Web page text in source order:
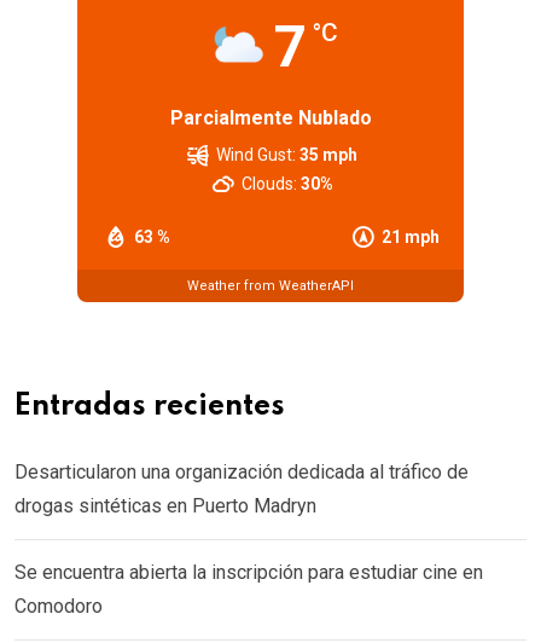
7 °C
Parcialmente Nublado
63 % 21 mph
Wind Gust: 35 mph
Clouds: 30%
Weather from WeatherAPI
Entradas recientes
Desarticularon una organización dedicada al tráfico de
drogas sintéticas en Puerto Madryn
Se encuentra abierta la inscripción para estudiar cine en
Comodoro